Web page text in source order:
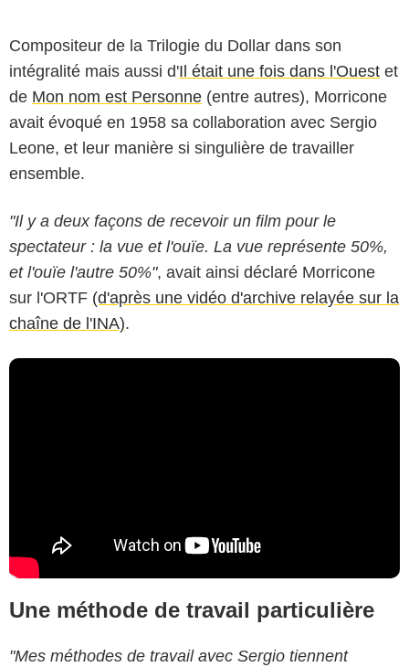
Compositeur de la Trilogie du Dollar dans son
intégralité mais aussi d'Il était une fois dans l'Ouest et
de Mon nom est Personne (entre autres), Morricone
avait évoqué en 1958 sa collaboration avec Sergio
Leone, et leur manière si singulière de travailler
ensemble.
"Il y a deux façons de recevoir un film pour le
spectateur : la vue et l'ouïe. La vue représente 50%,
et l'ouïe l'autre 50%", avait ainsi déclaré Morricone
sur l'ORTF (d'après une vidéo d'archive relayée sur la
chaîne de l'INA).
Une méthode de travail particulière
"Mes méthodes de travail avec Sergio tiennent